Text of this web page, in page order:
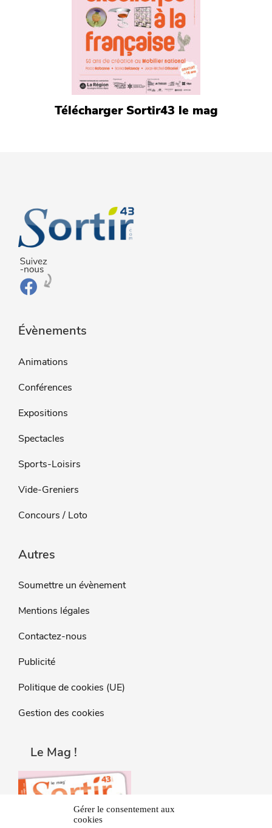
Gérer le consentement aux
cookies
Télécharger Sortir43 le mag
Évènements
Animations
Conférences
Expositions
Spectacles
Sports-Loisirs
Vide-Greniers
Concours / Loto
Autres
Soumettre un évènement
Mentions légales
Contactez-nous
Publicité
Politique de cookies (UE)
Gestion des cookies
Le Mag !